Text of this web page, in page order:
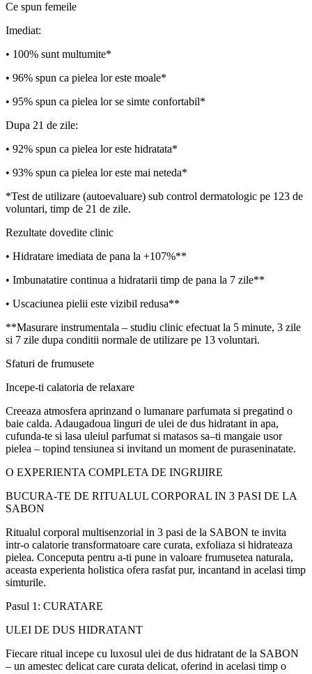
Ce spun femeile
Imediat:
• 100% sunt multumite*
• 96% spun ca pielea lor este moale*
• 95% spun ca pielea lor se simte confortabil*
Dupa 21 de zile:
• 92% spun ca pielea lor este hidratata*
• 93% spun ca pielea lor este mai neteda*
*Test de utilizare (autoevaluare) sub control dermatologic pe 123 de
voluntari, timp de 21 de zile.
Rezultate dovedite clinic
• Hidratare imediata de pana la +107%**
• Imbunatatire continua a hidratarii timp de pana la 7 zile**
• Uscaciunea pielii este vizibil redusa**
**Masurare instrumentala – studiu clinic efectuat la 5 minute, 3 zile
si 7 zile dupa conditii normale de utilizare pe 13 voluntari.
Sfaturi de frumusete
Incepe-ti calatoria de relaxare
Creeaza atmosfera aprinzand o lumanare parfumata si pregatind o
baie calda. Adaugadoua linguri de ulei de dus hidratant in apa,
cufunda-te si lasa uleiul parfumat si matasos sa–ti mangaie usor
pielea – topind tensiunea si invitand un moment de puraseninatate.
O EXPERIENTA COMPLETA DE INGRIJIRE
BUCURA-TE DE RITUALUL CORPORAL IN 3 PASI DE LA
SABON
Ritualul corporal multisenzorial in 3 pasi de la SABON te invita
intr-o calatorie transformatoare care curata, exfoliaza si hidrateaza
pielea. Conceputa pentru a-ti pune in valoare frumusetea naturala,
aceasta experienta holistica ofera rasfat pur, incantand in acelasi timp
simturile.
Pasul 1: CURATARE
ULEI DE DUS HIDRATANT
Fiecare ritual incepe cu luxosul ulei de dus hidratant de la SABON
– un amestec delicat care curata delicat, oferind in acelasi timp o